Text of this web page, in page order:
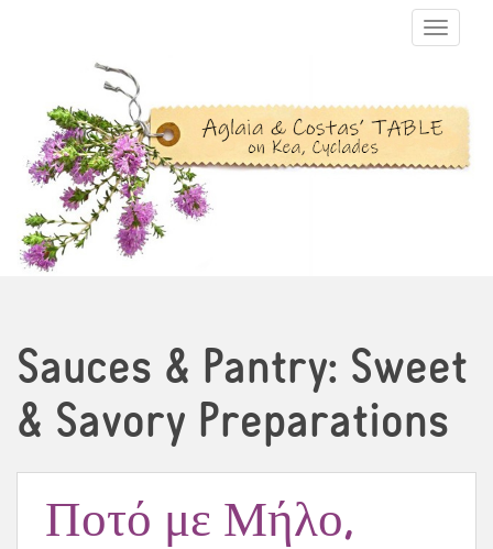
TOGGLE
Sauces & Pantry: Sweet
& Savory Preparations
Ποτό με Μήλο,